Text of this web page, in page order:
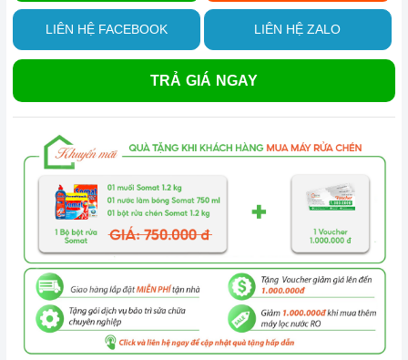
LIÊN HỆ FACEBOOK LIÊN HỆ ZALO
TRẢ GIÁ NGAY